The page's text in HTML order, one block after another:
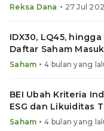
Reksa Dana • 27 Jul
IDX30, LQ45,
Daftar Saham
Saham • 4 bulan yang
BEI Ubah Kriteria
ESG dan Likuiditas
Saham • 4 bulan yang